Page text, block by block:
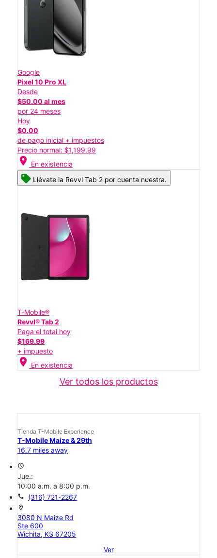
Google
Pixel 10 Pro XL
Desde
$50.00 al mes
por 24 meses
Hoy
$0.00
de pago inicial + impuestos
Precio normal: $1,199.99
location_on En existencia
Llévate la Revvl Tab 2 por cuenta nuestra.
T-Mobile®
Revvl® Tab 2
Paga el total hoy
$169.99
+ impuesto
location_on En existencia
Ver todos los productos
Tienda T-Mobile Experience
T-Mobile Maize & 29th
16.7 miles away
access_time
Jue.:
10:00 a.m. a 8:00 p.m.
call (316) 721-2267
location_on
3080 N Maize Rd
Ste 600
Wichita, KS 67205
Ver